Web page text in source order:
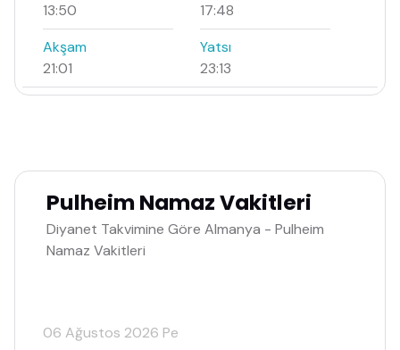
13:50
17:48
Akşam
21:01
Yatsı
23:13
Pulheim Namaz Vakitleri
Diyanet Takvimine Göre Almanya - Pulheim
Namaz Vakitleri
06 Ağustos 2026 Pe